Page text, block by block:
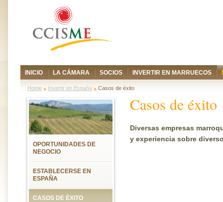
INICIO LA CÁMARA SOCIOS INVERTIR EN MARRUECOS
Home Invertir en España Casos de éxito
Casos de éxito
Diversas empresas
y experiencia sobre
OPORTUNIDADES DE
NEGOCIO
ESTABLECERSE EN
ESPAÑA
CASOS DE ÉXITO